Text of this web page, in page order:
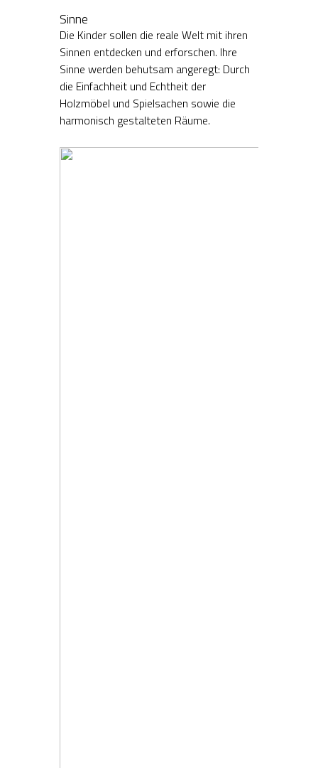
Sinne
Die Kinder sollen die reale Welt mit ihren
Sinnen entdecken und erforschen. Ihre
Sinne werden behutsam angeregt: Durch
die Einfachheit und Echtheit der
Holzmöbel und Spielsachen sowie die
harmonisch gestalteten Räume.